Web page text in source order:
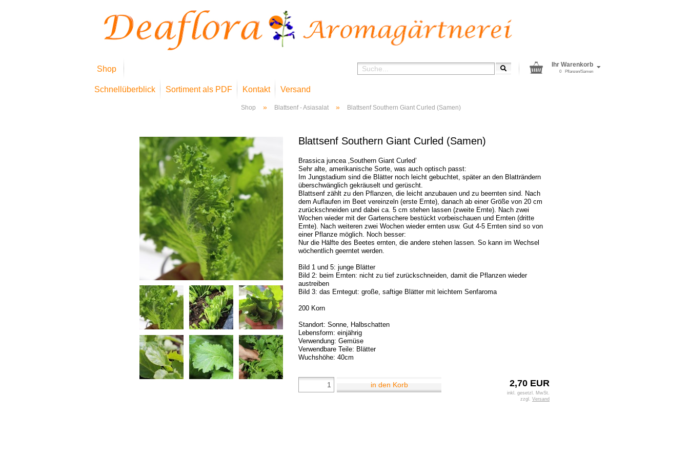
Shop
Schnellüberblick Sortiment als PDF Kontakt Versand
Ihr Warenkorb
Pflanzen/Samen
0
Shop » Blattsenf - Asiasalat » Blattsenf Southern Giant Curled (Samen)
Blattsenf Southern Giant Curled (Samen)
Brassica juncea ‚Southern Giant Curled’
Sehr alte, amerikanische Sorte, was auch optisch passt:
Im Jungstadium sind die Blätter noch leicht gebuchtet, später an den Blatträndern
überschwänglich gekräuselt und gerüscht.
Blattsenf zählt zu den Pflanzen, die leicht anzubauen und zu beernten sind. Nach
dem Auflaufen im Beet vereinzeln (erste Ernte), danach ab einer Größe von 20 cm
zurückschneiden und dabei ca. 5 cm stehen lassen (zweite Ernte). Nach zwei
Wochen wieder mit der Gartenschere bestückt vorbeischauen und Ernten (dritte
Ernte). Nach weiteren zwei Wochen wieder ernten usw. Gut 4-5 Ernten sind so von
einer Pflanze möglich. Noch besser:
Nur die Hälfte des Beetes ernten, die andere stehen lassen. So kann im Wechsel
wöchentlich geerntet werden.
Bild 1 und 5: junge Blätter
Bild 2: beim Ernten: nicht zu tief zurückschneiden, damit die Pflanzen wieder
austreiben
Bild 3: das Erntegut: große, saftige Blätter mit leichtem Senfaroma
200 Korn
Standort: Sonne, Halbschatten
Lebensform: einjährig
Verwendung: Gemüse
Verwendbare Teile: Blätter
Wuchshöhe: 40cm
2,70 EUR
inkl. gesetzl. MwSt.
zzgl. Versand
in den Korb